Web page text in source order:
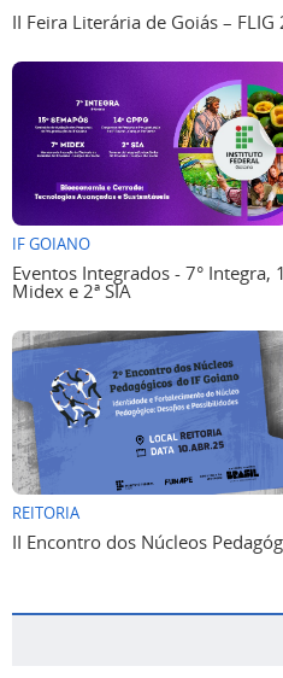
II Feira Literária de Goiás – FLIG
IF GOIANO
Eventos Integrados - 7° Integra,
Midex e 2ª SIA
REITORIA
II Encontro dos Núcleos